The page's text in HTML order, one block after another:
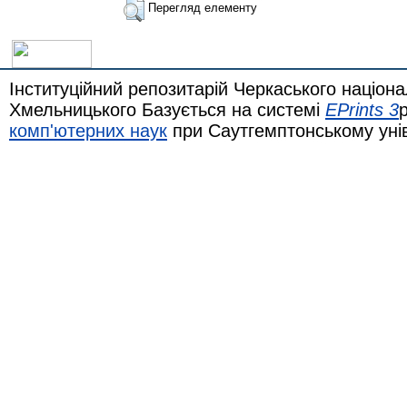
Перегляд елементу
Інституційний репозитарій Черкаського
Хмельницького Базується на системі EPrints 3
комп'ютерних наук при Саутгемптонському